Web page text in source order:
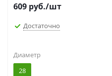
609 руб./шт
Достаточно
Диаметр
28